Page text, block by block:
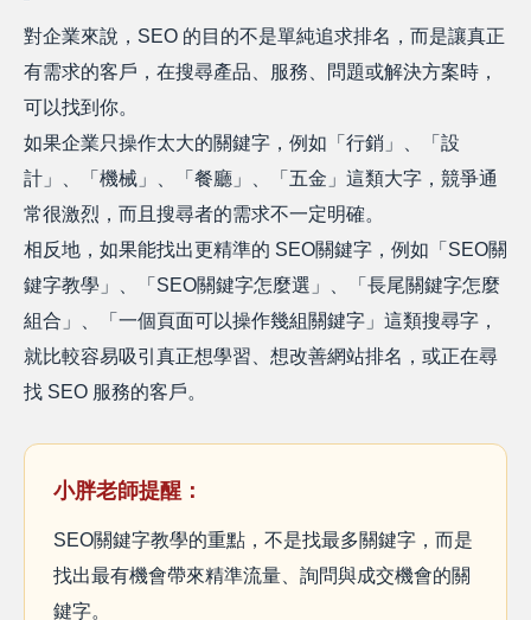
對企業來說，SEO 的目的不是單純追求排名，而是讓真正
有需求的客戶，在搜尋產品、服務、問題或解決方案時，
可以找到你。
如果企業只操作太大的關鍵字，例如「行銷」、「設
計」、「機械」、「餐廳」、「五金」這類大字，競爭通
常很激烈，而且搜尋者的需求不一定明確。
相反地，如果能找出更精準的 SEO關鍵字，例如「SEO關
鍵字教學」、「SEO關鍵字怎麼選」、「長尾關鍵字怎麼
組合」、「一個頁面可以操作幾組關鍵字」這類搜尋字，
就比較容易吸引真正想學習、想改善網站排名，或正在尋
找 SEO 服務的客戶。
小胖老師提醒：
SEO關鍵字教學的重點，不是找最多關鍵字，而是
找出最有機會帶來精準流量、詢問與成交機會的關
鍵字。